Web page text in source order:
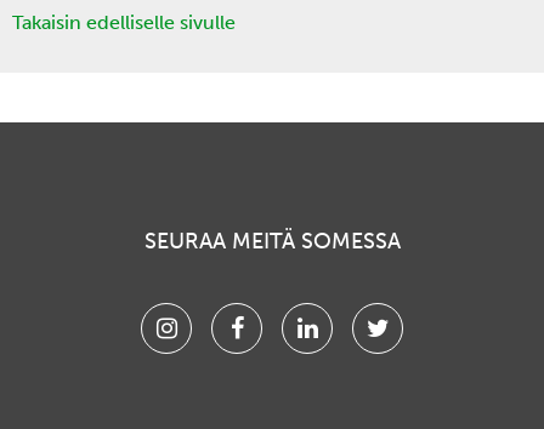
Takaisin edelliselle sivulle
SEURAA MEITÄ SOMESSA
InstagramFacebookLinkedinTwitter